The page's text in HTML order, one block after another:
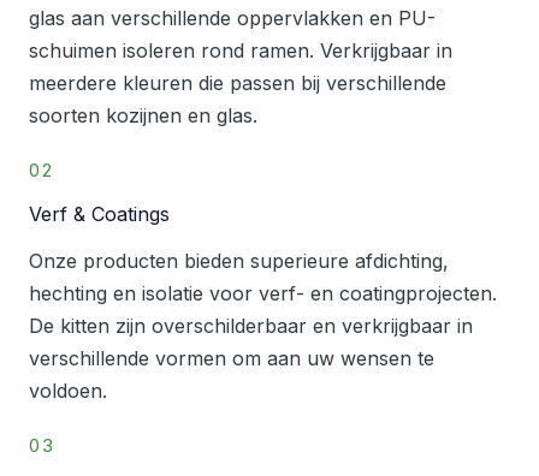
glas aan verschillende oppervlakken en PU-
schuimen isoleren rond ramen. Verkrijgbaar in
meerdere kleuren die passen bij verschillende
soorten kozijnen en glas.
02
Verf & Coatings
Onze producten bieden superieure afdichting,
hechting en isolatie voor verf- en coatingprojecten.
De kitten zijn overschilderbaar en verkrijgbaar in
verschillende vormen om aan uw wensen te
voldoen.
03